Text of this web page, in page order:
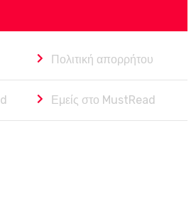
Πολιτική απορρήτου
Εμείς στο MustRead